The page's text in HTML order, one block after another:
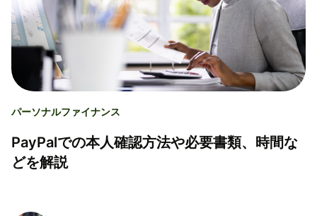
パーソナルファイナンス
PayPalでの本人確認方法や必要書類、時間な
どを解説